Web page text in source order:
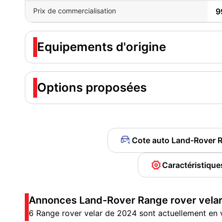
Prix de commercialisation
Equipements d'origine
Options proposées
Cote auto Land-Rover
Annonces Land-Rover Range rover
6 Range rover velar de 2024 sont actuellement